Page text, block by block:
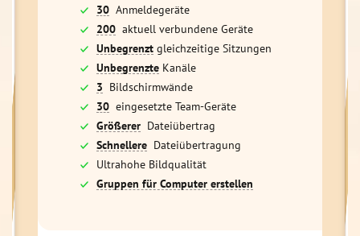
30 Anmeldegeräte
200 aktuell verbundene Geräte
Unbegrenzt gleichzeitige Sitzungen
Unbegrenzte Kanäle
3 Bildschirmwände
30 eingesetzte Team-Geräte
Größerer Dateiübertrag
Schnellere Dateiübertragung
Ultrahohe Bildqualität
Gruppen für Computer erstellen